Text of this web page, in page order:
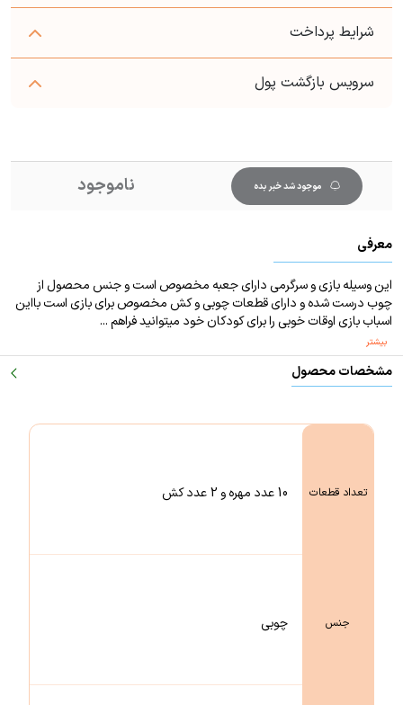
شرایط پرداخت
سرویس بازگشت پول
ناموجود موجود شد خبر بده
معرفی
این وسیله بازی و سرگرمی دارای جعبه مخصوص است و جنس محصول از
چوب درست شده و دارای قطعات چوبی و کش مخصوص برای بازی است بااین
اسباب بازی اوقات خوبی را برای کودکان خود میتوانید فراهم ...
بیشتر
مشخصات محصول
تعداد قطعات 10 عدد مهره و 2 عدد کش
جنس چوبی